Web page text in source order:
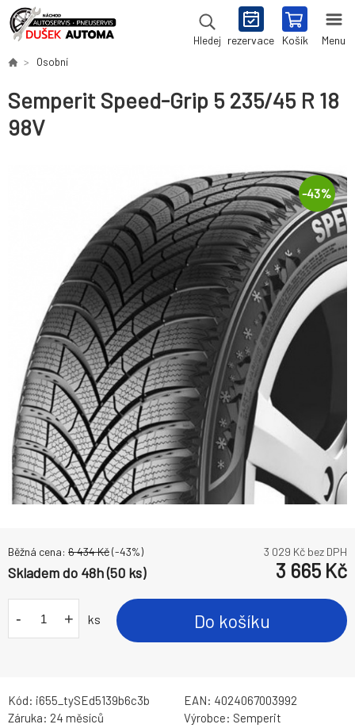
Hledej rezervace Košík Menu
Osobní
Semperit Speed-Grip 5 235/45 R 18
98V
-43%
Běžná cena: 6 434Kč(-43%) 3 029 Kč bez DPH
Skladem do 48h (50 ks) 3 665 Kč
- + ks Do košíku
Kód: i655_tySEd5139b6c3b EAN: 4024067003992
Záruka: 24 měsíců Výrobce: Semperit